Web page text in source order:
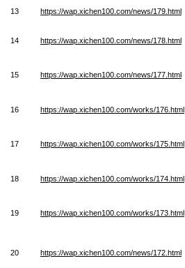
13 https://wap.xichen100.com/news/179.html
14 https://wap.xichen100.com/news/178.html
15 https://wap.xichen100.com/news/177.html
16 https://wap.xichen100.com/works/176.html
17 https://wap.xichen100.com/works/175.html
18 https://wap.xichen100.com/works/174.html
19 https://wap.xichen100.com/works/173.html
20 https://wap.xichen100.com/news/172.html